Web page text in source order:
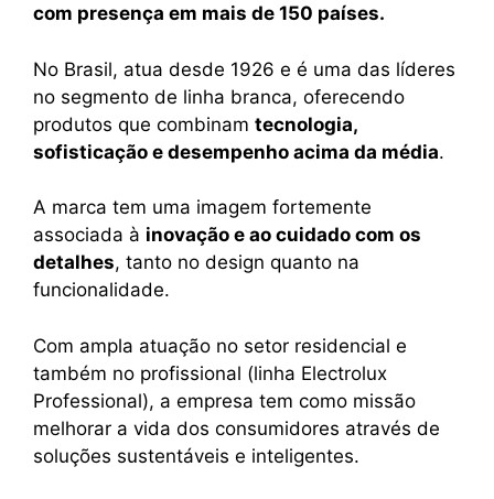
com presença em mais de 150 países.
No Brasil, atua desde 1926 e é uma das líderes
no segmento de linha branca, oferecendo
produtos que combinam tecnologia,
sofisticação e desempenho acima da média.
A marca tem uma imagem fortemente
associada à inovação e ao cuidado com os
detalhes, tanto no design quanto na
funcionalidade.
Com ampla atuação no setor residencial e
também no profissional (linha Electrolux
Professional), a empresa tem como missão
melhorar a vida dos consumidores através de
soluções sustentáveis e inteligentes.